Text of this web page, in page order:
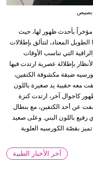
بصيبص
مؤخراً بأحدث ظهور لها، حيث
المعتاد، لتتألق بإطلالات
التي تناسب الأوقات
بإطلالة عصرية ارتدت فيها
ضيقة مكشوفة الكتفين،
معه حقيبة يد صغيرة باللون
كاجوال آخر، ارتدت كنزة
عن أحد الكتفين، مع بنطال
باللون البني. وعلى صعيد
بقصّة الكورسيه العلوية
آخر الأخبار الطبية